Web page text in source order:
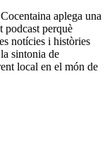
aplega una
podcast perquè
notícies i històries
sintonia de
local en el món de